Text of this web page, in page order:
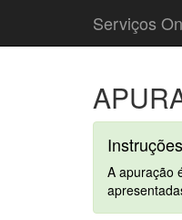
Serviços
A apuração